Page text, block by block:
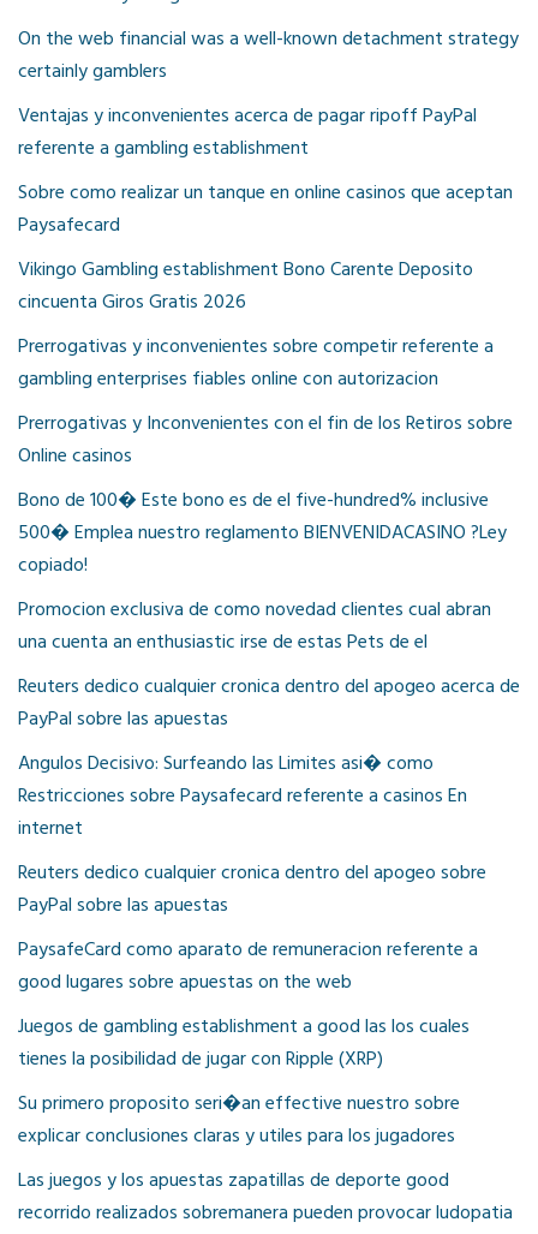
On the web financial was a well-known detachment strategy
certainly gamblers
Ventajas y inconvenientes acerca de pagar ripoff PayPal
referente a gambling establishment
Sobre como realizar un tanque en online casinos que aceptan
Paysafecard
Vikingo Gambling establishment Bono Carente Deposito
cincuenta Giros Gratis 2026
Prerrogativas y inconvenientes sobre competir referente a
gambling enterprises fiables online con autorizacion
Prerrogativas y Inconvenientes con el fin de los Retiros sobre
Online casinos
Bono de 100� Este bono es de el five-hundred% inclusive
500� Emplea nuestro reglamento BIENVENIDACASINO ?Ley
copiado!
Promocion exclusiva de como novedad clientes cual abran
una cuenta an enthusiastic irse de estas Pets de el
Reuters dedico cualquier cronica dentro del apogeo acerca de
PayPal sobre las apuestas
Angulos Decisivo: Surfeando las Limites asi� como
Restricciones sobre Paysafecard referente a casinos En
internet
Reuters dedico cualquier cronica dentro del apogeo sobre
PayPal sobre las apuestas
PaysafeCard como aparato de remuneracion referente a
good lugares sobre apuestas on the web
Juegos de gambling establishment a good las los cuales
tienes la posibilidad de jugar con Ripple (XRP)
Su primero proposito seri�an effective nuestro sobre
explicar conclusiones claras y utiles para los jugadores
Las juegos y los apuestas zapatillas de deporte good
recorrido realizados sobremanera pueden provocar ludopatia